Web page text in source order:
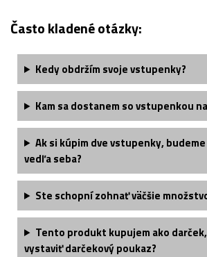
Často kladené otázky:
Kedy obdržím svoje vstupenky?
Kam sa dostanem so vstupenkou
Ak si kúpim dve vstupenky,
vedľa seba?
Ste schopní zohnať väčšie
Tento produkt kupujem ako
vystaviť darčekový poukaz?